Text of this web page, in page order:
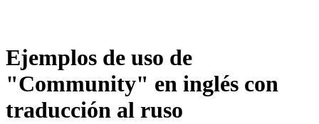
Ejemplos de uso de
"Community" en inglés con
traducción al ruso